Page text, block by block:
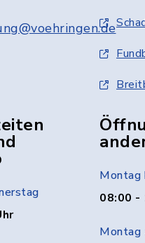
Montag
08:00 -
Montag